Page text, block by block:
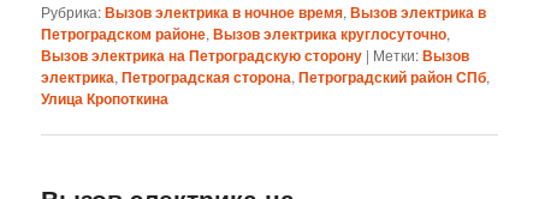
Рубрика:Вызов электрика в ночное время,Вызов электрика в
Петроградском районе,Вызов электрика круглосуточно,
Вызов электрика на Петроградскую сторону | Метки:Вызов
электрика,Петроградская сторона,Петроградский район СПб,
Улица Кропоткина